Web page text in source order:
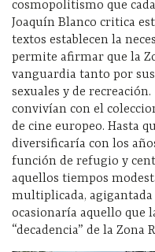
cosmopolitismo que
Joaquín Blanco critica
textos establecen la
permite afirmar que la
vanguardia tanto por
sexuales y de recreación.
convivían con el
de cine europeo. Hasta
diversificaría con los
función de refugio y
aquellos tiempos
multiplicada,
ocasionaría aquello que
“decadencia” de la Zona